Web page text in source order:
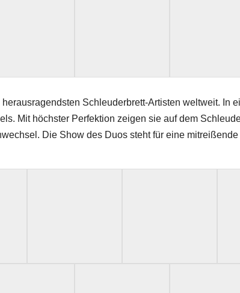
Schleuderbrett-Artisten weltweit. In
Mit höchster Perfektion zeigen sie auf dem
Die Show des Duos steht für eine